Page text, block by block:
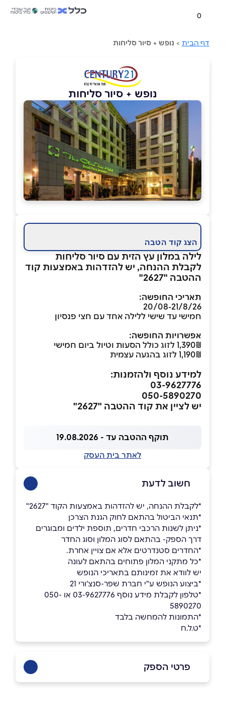
0
דף הבית > נופש + סיור סליחות
נופש + סיור סליחות
הצג קוד הטבה
לילה במלון עץ הזית עם סיור סליחות
לקבלת ההנחה, יש להזדהות באמצעות קוד
ההטבה "2627"
תאריכי החופשה:
20/08-21/8/26
חמישי עד שישי ללילה אחד עם חצי פנסיון
אפשרויות החופשה:
1,390₪ לזוג כולל הסעות וטיול ביום חמישי
1,190₪ לזוג בהגעה עצמית
למידע נוסף ולהזמנות:
03-9627776
050-5890270
יש לציין את קוד ההטבה "2627"
תוקף ההטבה עד - 19.08.2026
לאתר בית העסק
חשוב לדעת
*לקבלת ההנחה, יש להזדהות באמצעות הקוד "2627"
*תנאי הביטול בהתאם לחוק הגנת הצרכן
*ניתן לשנות הרכבי חדרים, תוספת ילדים ומבוגרים
דרך הספק- בהתאם לסוג המלון וסוג החדר
*החדרים סטנדרטים אלא אם צויין אחרת.
*כל מתקני המלון פתוחים בהתאם לעונה
יש לוודא את זמינותם בתאריכי הנופש
*ביצוע הנופש ע"י חברת שפר-סנצ'ורי 21
*טלפון לקבלת מידע נוסף 03-9627776 או 050-
5890270
*התמונות להמחשה בלבד
*ט.ל.ח
פרטי הספק